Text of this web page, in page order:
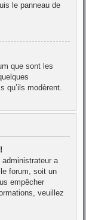
le panneau de
que sont les
qu’ils modèrent.
a
forum, soit un
empêcher
veuillez